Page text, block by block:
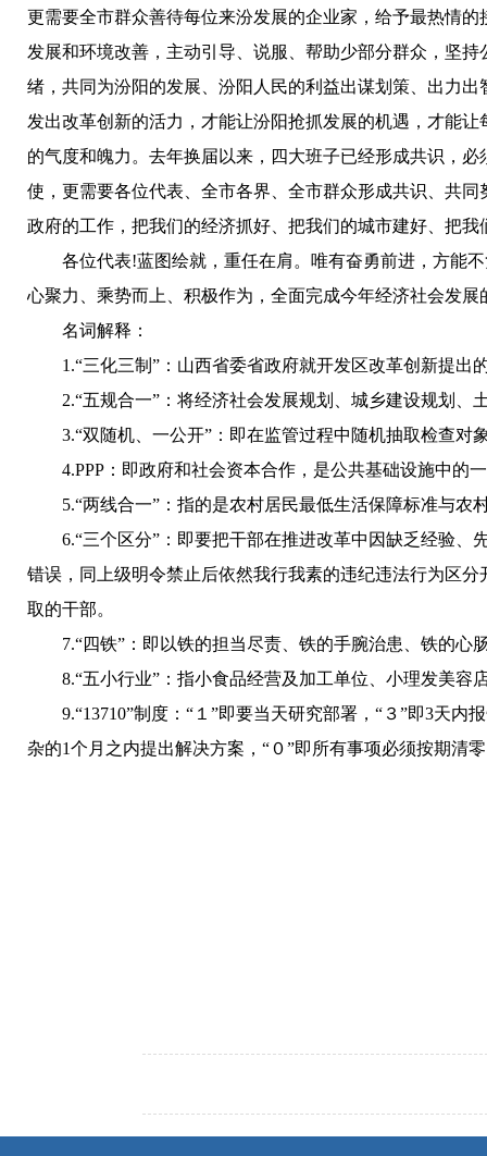
更需要全市群众善待每位来汾发展的企业家，给予最热情的
发展和环境改善，主动引导、说服、帮助少部分群众，坚
绪，共同为汾阳的发展、汾阳人民的利益出谋划策、出力
发出改革创新的活力，才能让汾阳抢抓发展的机遇，才能
的气度和魄力。去年换届以来，四大班子已经形成共识，
使，更需要各位代表、全市各界、全市群众形成共识、共
政府的工作，把我们的经济抓好、把我们的城市建好、把我
各位代表!蓝图绘就，重任在肩。唯有奋勇前进，方能不
心聚力、乘势而上、积极作为，全面完成今年经济社会发
名词解释：
1.“三化三制”：山西省委省政府就开发区改革创新提出
2.“五规合一”：将经济社会发展规划、城乡建设规划、
3.“双随机、一公开”：即在监管过程中随机抽取检查对
4.PPP：即政府和社会资本合作，是公共基础设施中的
5.“两线合一”：指的是农村居民最低生活保障标准与农
6.“三个区分”：即要把干部在推进改革中因缺乏经验、
错误，同上级明令禁止后依然我行我素的违纪违法行为区
取的干部。
7.“四铁”：即以铁的担当尽责、铁的手腕治患、铁的心
8.“五小行业”：指小食品经营及加工单位、小理发美容
9.“13710”制度：“１”即要当天研究部署，“３”即3天内
杂的1个月之内提出解决方案，“０”即所有事项必须按期清